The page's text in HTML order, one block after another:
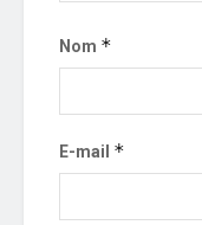
Nom *
E-mail *